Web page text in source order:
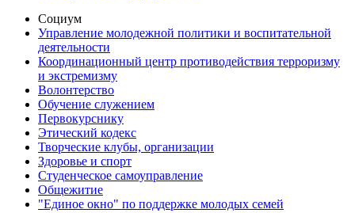
Социум
Управление молодежной политики и воспитательной
деятельности
Координационный центр противодействия терроризму
и экстремизму
Волонтерство
Обучение служением
Первокурснику
Этический кодекс
Творческие клубы, организации
Здоровье и спорт
Студенческое самоуправление
Общежитие
"Единое окно" по поддержке молодых семей